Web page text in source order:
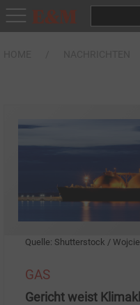
Quelle: Shutterstock /
GAS
Gericht weist